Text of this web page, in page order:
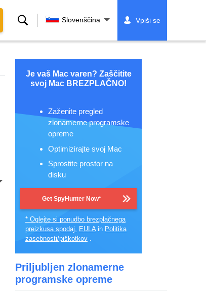
Iskanje Slovenščina Vpiši se
Je vaš Mac varen? Zaščitite
svoj Mac BREZPLAČNO!
Zaženite pregled
zlonamerne programske
opreme
Optimizirajte svoj Mac
Sprostite prostor na
disku
Get SpyHunter Now*
* Oglejte si ponudbo brezplačnega
preizkusa spodaj. EULAin Politika
zasebnosti/piškotkov .
Priljubljen zlonamerne
programske opreme